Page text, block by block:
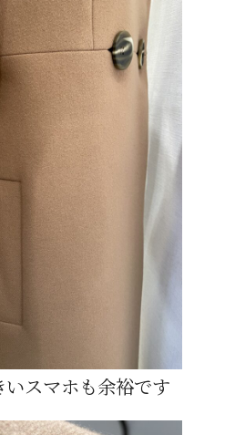
スマホも余裕です